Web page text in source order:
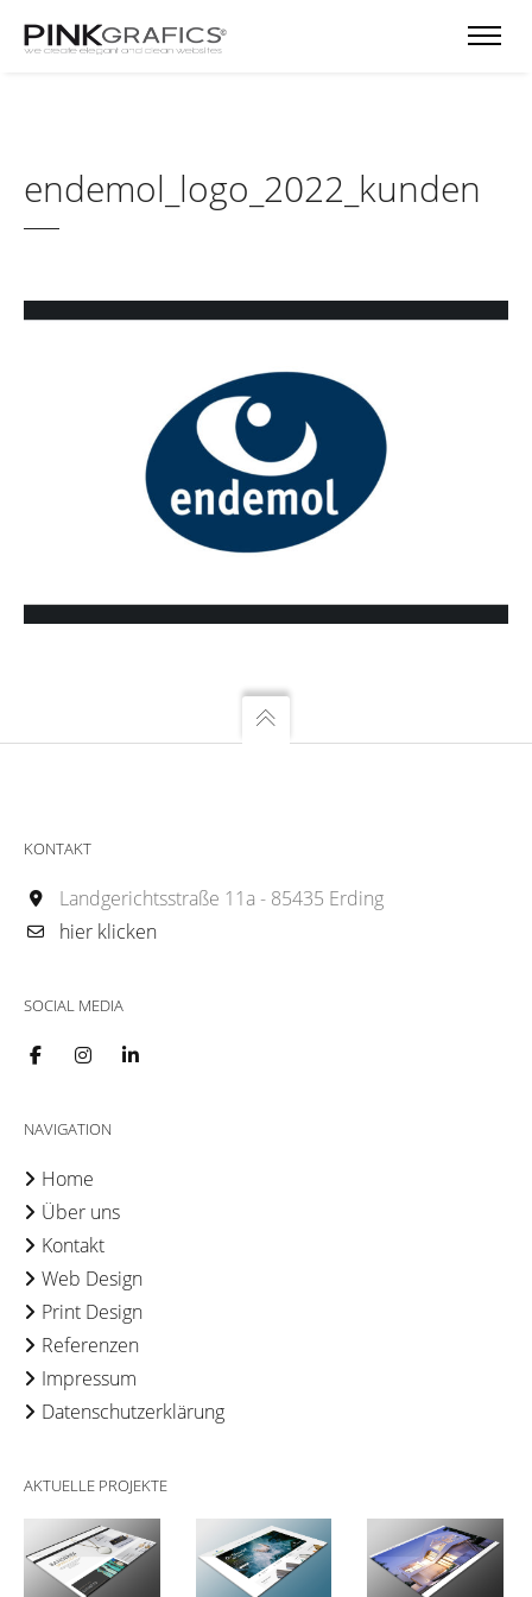
endemol_logo_2022_kunden
KONTAKT
Landgerichtsstraße 11a - 85435 Erding
hier klicken
SOCIAL MEDIA
NAVIGATION
Home
Über uns
Kontakt
Web Design
Print Design
Referenzen
Impressum
Datenschutzerklärung
AKTUELLE PROJEKTE